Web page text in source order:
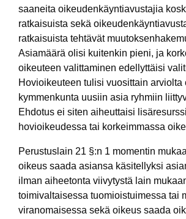
saaneita oikeudenkäyntiavustajia
ratkaisuista sekä
ratkaisuista tehtävät
Asiamäärä olisi kuitenkin pieni, ja
oikeuteen valittaminen edellyttäisi
Hovioikeuteen tulisi vuosittain arviolta
kymmenkunta uusiin asia ryhmiin
Ehdotus ei siten aiheuttaisi
hovioikeudessa tai korkeimmassa
Perustuslain 21 §:n 1 momentin
oikeus saada asiansa käsitellyksi
ilman aiheetonta viivytystä lain
toimivaltaisessa tuomioistuimessa tai
viranomaisessa sekä oikeus saada